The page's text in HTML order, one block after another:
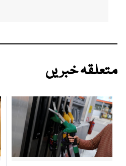
متعلقہ خبریں